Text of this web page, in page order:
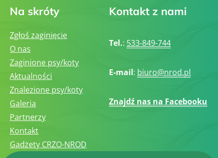
Na skróty
Zgłoś zaginięcie
O nas
Zaginione psy/koty
Aktualności
Znalezione psy/koty
Galeria
Partnerzy
Kontakt
Gadżety CRZO-NROD
Kontakt z nami
Tel.: 533-849-744
E-mail: biuro@nrod.pl
Znajdź nas na Facebooku